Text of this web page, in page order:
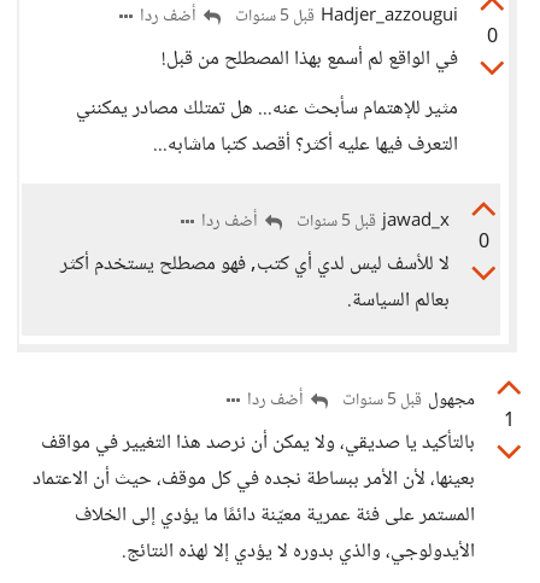
0
Hadjer_azzougui قبل 5 سنوات أضف ردا
في الواقع لم أسمع بهذا المصطلح من قبل!
مثير للإهتمام سأبحث عنه... هل تمتلك مصادر يمكنني
التعرف فيها عليه أكثر؟ أقصد كتبا ماشابه...
0
jawad_x قبل 5 سنوات أضف ردا
لا للأسف ليس لدي أي كتب, فهو مصطلح يستخدم أكثر
بعالم السياسة.
1
مجهول قبل 5 سنوات أضف ردا
بالتأكيد يا صديقي، ولا يمكن أن نرصد هذا التغيير في مواقف
بعينها، لأن الأمر ببساطة نجده في كل موقف، حيث أن الاعتماد
المستمر على فئة عمرية معيّنة دائمًا ما يؤدي إلى الخلاف
الأيدولوجي، والذي بدوره لا يؤدي إلا لهذه النتائج.